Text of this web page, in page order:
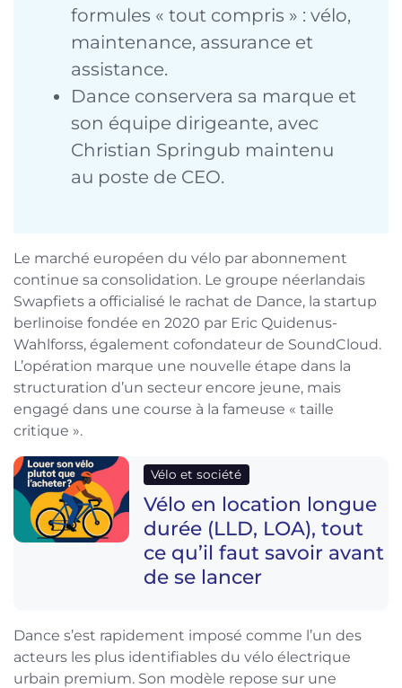
formules « tout compris » : vélo,
maintenance, assurance et
assistance.
Dance conservera sa marque et
son équipe dirigeante, avec
Christian Springub maintenu
au poste de CEO.
Le marché européen du vélo par abonnement
continue sa consolidation. Le groupe néerlandais
Swapfiets a officialisé le rachat de Dance, la startup
berlinoise fondée en 2020 par Eric Quidenus-
Wahlforss, également cofondateur de SoundCloud.
L’opération marque une nouvelle étape dans la
structuration d’un secteur encore jeune, mais
engagé dans une course à la fameuse « taille
critique ».
Vélo et société
Vélo en location longue
durée (LLD, LOA), tout
ce qu’il faut savoir avant
de se lancer
Dance s’est rapidement imposé comme l’un des
acteurs les plus identifiables du vélo électrique
urbain premium. Son modèle repose sur une